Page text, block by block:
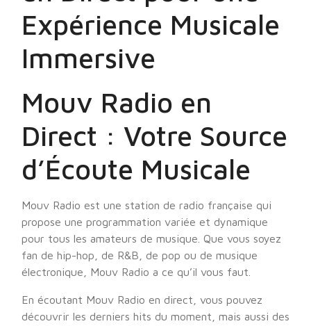
Expérience Musicale
Immersive
Mouv Radio en
Direct : Votre Source
d’Écoute Musicale
Mouv Radio est une station de radio française qui
propose une programmation variée et dynamique
pour tous les amateurs de musique. Que vous soyez
fan de hip-hop, de R&B, de pop ou de musique
électronique, Mouv Radio a ce qu’il vous faut.
En écoutant Mouv Radio en direct, vous pouvez
découvrir les derniers hits du moment, mais aussi des